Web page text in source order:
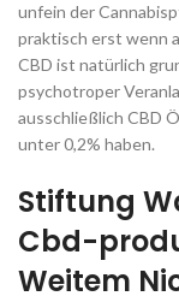
unfein der
praktisch erst wenn
CBD ist natürlich
psychotroper
ausschließlich CBD
unter 0,2% haben.
Stiftung
Cbd-
Weitem